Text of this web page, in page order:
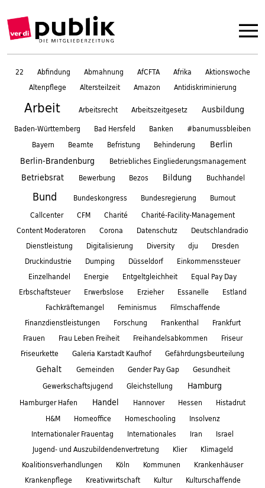
22 Abfindung Abmahnung AfCFTA Afrika
Aktionswoche
Altenpflege
Altersteilzeit Amazon Antidiskriminierung
Arbeit Arbeitsrecht Arbeitszeitgesetz Ausbildung
Baden-Württemberg Bad Hersfeld Banken
#banumussbleiben
Bayern
Beamte Befristung Behinderung
Berlin
Berlin-Brandenburg
Betriebliches Eingliederungsmanagement
Betriebsrat Bewerbung Bezos Bildung Buchhandel
Bund Bundeskongress Bundesregierung
Burnout
Callcenter
CFM Charité
Charité-Facility-Management
Content Moderatoren
Corona Datenschutz
Deutschlandradio
Dienstleistung
Digitalisierung Diversity dju
Dresden
Druckindustrie
Dumping Düsseldorf
Einkommenssteuer
Einzelhandel
Energie Entgeltgleichheit
Equal Pay Day
Erbschaftsteuer
Erwerbslose Erzieher Essanelle
Estland
Fachkräftemangel
Feminismus
Filmschaffende
Finanzdienstleistungen
Forschung Frankenthal
Frankfurt
Frauen
Frau Leben Freiheit Freihandelsabkommen
Friseur
Friseurkette
Galeria Karstadt Kaufhof Gefährdungsbeurteilung
Gehalt Gemeinden Gender Pay Gap
Gesundheit
Gewerkschaftsjugend
Gleichstellung Hamburg
Hamburger Hafen Handel Hannover Hessen
Histadrut
H&M
Homeoffice Homeschooling
Insolvenz
Internationaler Frauentag
Internationales Iran
Israel
Jugend- und Auszubildendenvertretung
Klier
Klimageld
Koalitionsverhandlungen
Köln Kommunen
Krankenhäuser
Krankenpflege
Kreativwirtschaft Kultur
Kulturschaffende